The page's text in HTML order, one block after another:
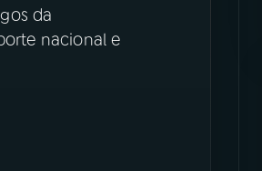
da
nacional e